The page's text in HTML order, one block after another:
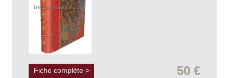
Fiche complète > 50 €